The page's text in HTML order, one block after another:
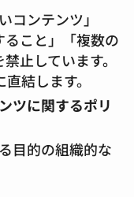
コンテンツ」
ること」「複数の
止しています。
結します。
ツに関するポリ
目的の組織的な